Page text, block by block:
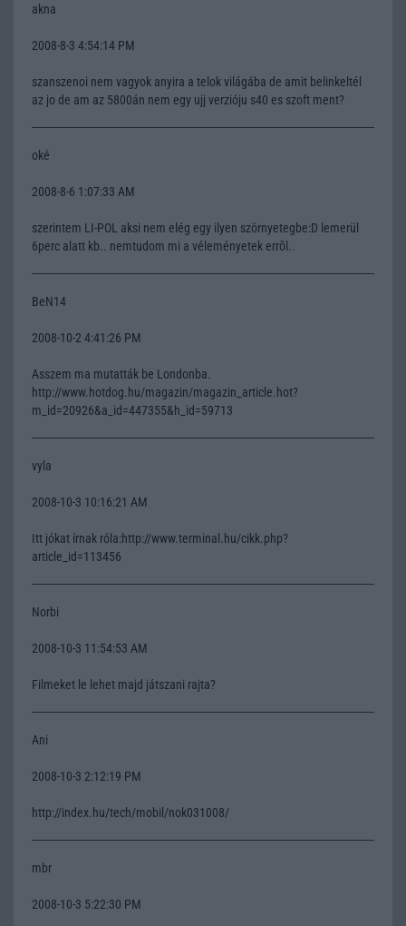
akna
2008-8-3 4:54:14 PM
szanszenoi nem vagyok anyira a telok világába de amit belinkeltél
az jo de am az 5800án nem egy ujj verzióju s40 es szoft ment?
oké
2008-8-6 1:07:33 AM
szerintem LI-POL aksi nem elég egy ilyen szörnyetegbe:D lemerül
6perc alatt kb.. nemtudom mi a véleményetek errõl..
BeN14
2008-10-2 4:41:26 PM
Asszem ma mutatták be Londonba.
http://www.hotdog.hu/magazin/magazin_article.hot?
m_id=20926&a_id=447355&h_id=59713
vyla
2008-10-3 10:16:21 AM
Itt jókat írnak róla:http://www.terminal.hu/cikk.php?
article_id=113456
Norbi
2008-10-3 11:54:53 AM
Filmeket le lehet majd játszani rajta?
Ani
2008-10-3 2:12:19 PM
http://index.hu/tech/mobil/nok031008/
mbr
2008-10-3 5:22:30 PM